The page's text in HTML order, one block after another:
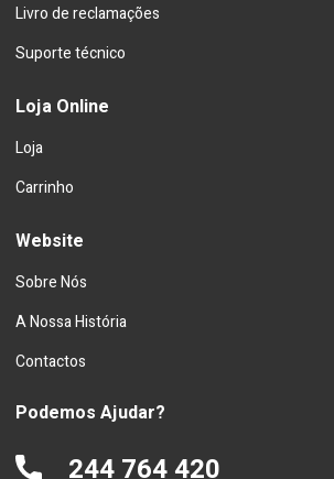
Livro de reclamações
Suporte técnico
Loja Online
Loja
Carrinho
Website
Sobre Nós
A Nossa História
Contactos
Podemos Ajudar?
244 764 420